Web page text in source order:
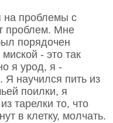
на проблемы с
проблем. Мне
порядочен
- это так
я урод, я -
Я научился пить из
поилки, я
тарелки то, что
в клетку, молчать.